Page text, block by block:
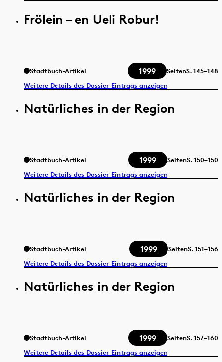
Frölein – en Ueli Robur!
Stadtbuch-Artikel 1999 SeitenS.145–148
Weitere Details des Dossier-Eintrags anzeigen
Natürliches in der Region
Stadtbuch-Artikel 1999 SeitenS.150–150
Weitere Details des Dossier-Eintrags anzeigen
Natürliches in der Region
Stadtbuch-Artikel 1999 SeitenS.151–156
Weitere Details des Dossier-Eintrags anzeigen
Natürliches in der Region
Stadtbuch-Artikel 1999 SeitenS.157–160
Weitere Details des Dossier-Eintrags anzeigen